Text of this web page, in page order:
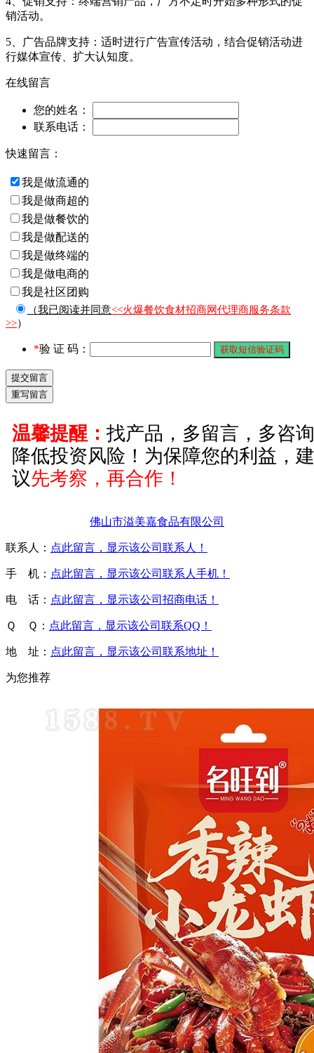
销活动。
5、广告品牌支持：适时进行广告宣传活动，结合促销活动进
行媒体宣传、扩大认知度。
在线留言
您的姓名：
联系电话：
快速留言：
我是做流通的
我是做商超的
我是做餐饮的
我是做配送的
我是做终端的
我是做电商的
我是社区团购
（我已阅读并同意<<火爆餐饮食材招商网代理商服务条款
>>）
*验 证 码：
温馨提醒： 找产品，多留言，多咨询
降低投资风险！为保障您的利益，建
议先考察，再合作！
佛山市溢美嘉食品有限公司
联系人： 点此留言，显示该公司联系人！
手 机： 点此留言，显示该公司联系人手机！
电 话： 点此留言，显示该公司招商电话！
Ｑ Ｑ： 点此留言，显示该公司联系QQ！
地 址： 点此留言，显示该公司联系地址！
为您推荐